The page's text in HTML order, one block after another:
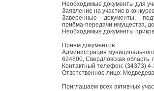
Необходимые документы для
Заявление на участие в
Заверенные документы,
приёма‑передачи имущества,
Необходимые документы
Приём документов:
Администрация
624800, Свердловская область,
Контактный телефон: (34373)
Ответственное лицо:
Приглашаем всех активных